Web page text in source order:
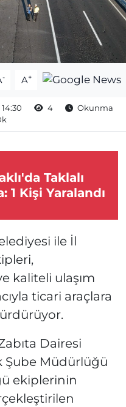
- A+
4
Okunma
Taklalı
1 Kişi Yaralandı
ile İl
kaliteli ulaşım
ticari araçlara
Dairesi
Şube Müdürlüğü
ekiplerinin